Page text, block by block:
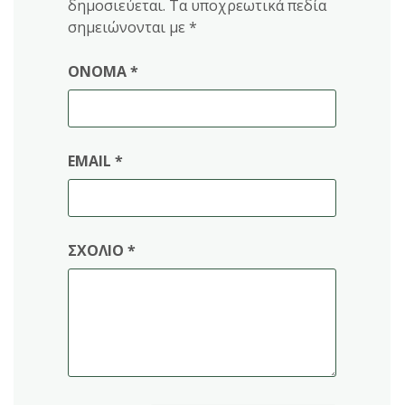
δημοσιεύεται. Τα υποχρεωτικά πεδία
σημειώνονται με *
ΌΝΟΜΑ*
EMAIL *
ΣΧΌΛΙΟ *